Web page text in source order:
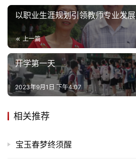
以职业生涯规划引领教师专业发展
上一篇
开学第一天
2023年9月1日 下午4:07
相关推荐
宝玉春梦终须醒